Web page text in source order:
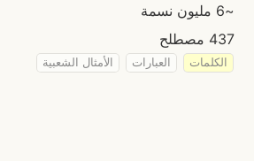
~6 مليون نسمة
437 مصطلح
الكلمات العبارات الأمثال الشعبية